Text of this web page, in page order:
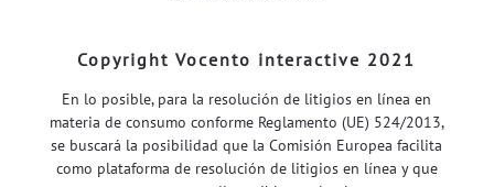
Copyright Vocento interactive 2021
En lo posible, para la resolución de litigios en línea en
materia de consumo conforme Reglamento (UE) 524/2013,
se buscará la posibilidad que la Comisión Europea facilita
como plataforma de resolución de litigios en línea y que